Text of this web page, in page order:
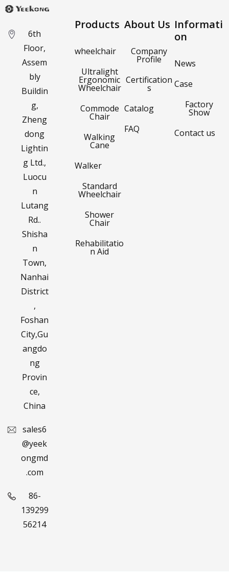
6th
Floor,
Assem
bly
Buildin
g,
Zheng
dong
Lightin
g Ltd.,
Luocu
n
Lutang
Rd..
Shisha
n
Town,
Nanhai
District
,
Foshan
City,Gu
angdo
ng
Provin
ce,
China
sales6
@yeek
ongmd
.com
86-
139299
56214
Products
wheelchair
Ultralight
Ergonomic
Wheelchair
Commode
Chair
Walking
Cane
Walker
Standard
Wheelchair
Shower
Chair
Rehabilitatio
n Aid
About Us
Company
Profile
Certification
s
Catalog
FAQ
Informati
on
News
Case
Factory
Show
Contact us